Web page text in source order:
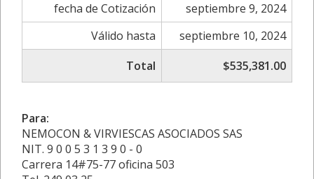
fecha de Cotización
septiembre 9, 2024
Válido hasta
septiembre 10, 2024
Total
$535,381.00
Para:
NEMOCON & VIRVIESCAS ASOCIADOS SAS
NIT. 9 0 0 5 3 1 3 9 0 - 0
Carrera 14#75-77 oficina 503